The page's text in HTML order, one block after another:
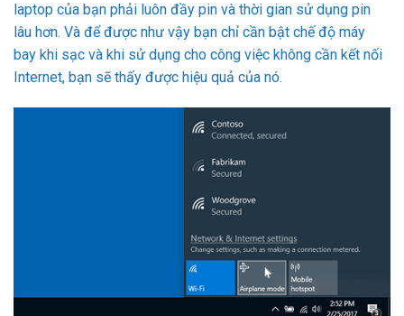
laptop của bạn phải luôn đầy pin và thời gian sử dụng pin
lâu hơn. Và để được như vậy bạn chỉ cần bật chế độ máy
bay khi sạc và khi sử dụng cho công việc không cần kết nối
Internet, bạn sẽ thấy được hiệu quả của nó.